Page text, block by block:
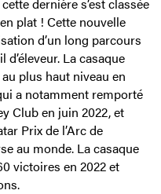
plat ! Cette nouvelle
d’un long parcours
La casaque
plus haut niveau en
a notamment remporté
Club en juin 2022, et
Prix de l’Arc de
au monde. La casaque
victoires en 2022 et